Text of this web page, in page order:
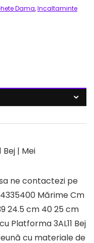
Dama,Incaltaminte
| Mei
ne contactezi pe
Mărime Cm
24.5 cm 40 25 cm
Platforma 3AL11 Bej
cu materiale de